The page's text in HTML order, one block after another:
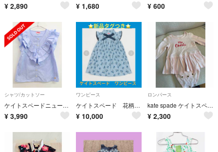
¥ 2,890 ¥ 1,680 ¥ 600
シャツ/カットソー
ケイトスペードニューヨーク ノースリーブブラウス 150cm キッズ 女児 ブルー【中古】【新入荷!】▽
¥ 3,990
ワンピース
ケイトスペード 花柄 リボンタイ ワンピース
¥ 10,000
ロンパース
kate spade ケイトスペード ベビー ロンパース ピンク
¥ 2,300